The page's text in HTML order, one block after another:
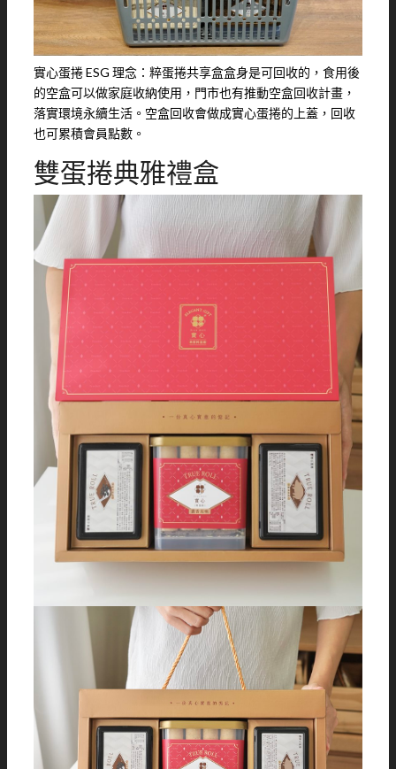
實心蛋捲 ESG 理念：粹蛋捲共享盒盒身是可回收的，食用後
的空盒可以做家庭收納使用，門市也有推動空盒回收計畫，
落實環境永續生活。空盒回收會做成實心蛋捲的上蓋，回收
也可累積會員點數。
雙蛋捲典雅禮盒